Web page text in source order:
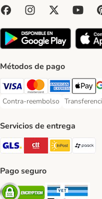
Métodos de pago
Visa Payment Method
Mastercard Payment
AmericanApple
Contra-reembolso
Contra-reembolso Payment
Servicios de entrega
GLS Shipping Method
CTTExpressInPost
Pago seguro
Security